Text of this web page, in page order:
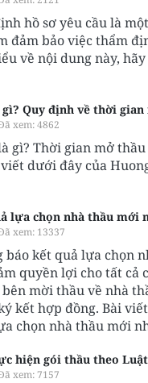
hồ sơ yêu cầu là
đảm bảo việc thẩm
về nội dung này,
Quy định về thời gian
xem: 4862
gì? Thời gian mở
dưới đây của
lựa chọn nhà thầu mới
xem: 13337
báo kết quả lựa chọn
quyền lợi cho tất cả
mời thầu về nhà
hợp đồng. Bài
chọn nhà thầu mới
hiện gói thầu theo
xem: 7157